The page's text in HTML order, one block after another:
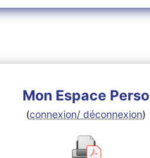
Mon Espace Perso
(connexion/ déconnexion)